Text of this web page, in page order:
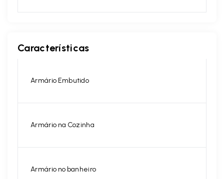
Características
Armário Embutido
Armário na Cozinha
Armário no banheiro